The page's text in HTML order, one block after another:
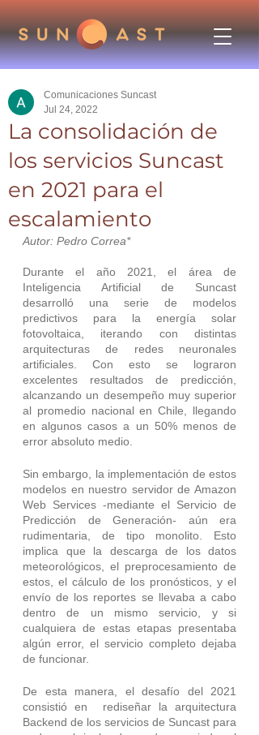
La consolidación de
los servicios Suncast
en 2021 para el
escalamiento
Comunicaciones Suncast
Jul 24, 2022
Autor: Pedro Correa*
Durante el año 2021, el área de
Inteligencia Artificial de Suncast
desarrolló una serie de modelos
predictivos para la energía solar
fotovoltaica, iterando con distintas
arquitecturas de redes neuronales
artificiales. Con esto se lograron
excelentes resultados de predicción,
alcanzando un desempeño muy superior
al promedio nacional en Chile, llegando
en algunos casos a un 50% menos de
error absoluto medio.
Sin embargo, la implementación de estos
modelos en nuestro servidor de Amazon
Web Services -mediante el Servicio de
Predicción de Generación- aún era
rudimentaria, de tipo monolito. Esto
implica que la descarga de los datos
meteorológicos, el preprocesamiento de
estos, el cálculo de los pronósticos, y el
envío de los reportes se llevaba a cabo
dentro de un mismo servicio, y si
cualquiera de estas etapas presentaba
algún error, el servicio completo dejaba
de funcionar.
De esta manera, el desafío del 2021
consistió en  rediseñar la arquitectura
Backend de los servicios de Suncast para